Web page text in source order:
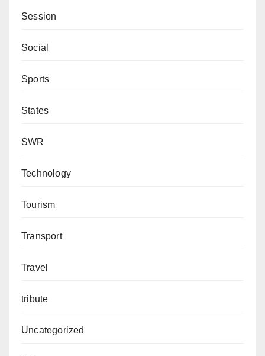
Session
Social
Sports
States
SWR
Technology
Tourism
Transport
Travel
tribute
Uncategorized